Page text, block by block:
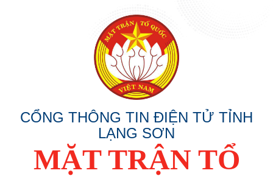
CỔNG THÔNG TIN ĐIỆN TỬ TỈNH
LẠNG SƠN
MẶT TRẬN TỔ